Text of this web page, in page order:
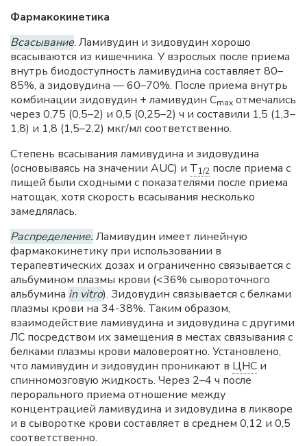
Фармакокинетика
Всасывание. Ламивудин и зидовудин хорошо
всасываются из кишечника. У взрослых после приема
внутрь биодоступность ламивудина составляет 80–
85%, а зидовудина — 60–70%. После приема внутрь
комбинации зидовудин + ламивудин Сmax отмечались
через 0,75 (0,5–2) и 0,5 (0,25–2) ч и составили 1,5 (1,3–
1,8) и 1,8 (1,5–2,2) мкг/мл соответственно.
Степень всасывания ламивудина и зидовудина
(основываясь на значении AUC) и T1/2 после приема с
пищей были сходными с показателями после приема
натощак, хотя скорость всасывания несколько
замедлялась.
Распределение. Ламивудин имеет линейную
фармакокинетику при использовании в
терапевтических дозах и ограниченно связывается с
альбумином плазмы крови (<36% сывороточного
альбумина in vitro). Зидовудин связывается с белками
плазмы крови на 34-38%. Таким образом,
взаимодействие ламивудина и зидовудина с другими
ЛС посредством их замещения в местах связывания с
белками плазмы крови маловероятно. Установлено,
что ламивудин и зидовудин проникают в ЦНС и
спинномозговую жидкость. Через 2–4 ч после
перорального приема отношение между
концентрацией ламивудина и зидовудина в ликворе
и в сыворотке крови составляет в среднем 0,12 и 0,5
соответственно.